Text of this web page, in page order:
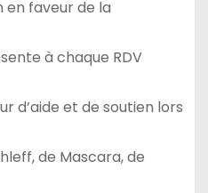
en faveur de la
à chaque RDV
d’aide et de soutien lors
de Mascara, de